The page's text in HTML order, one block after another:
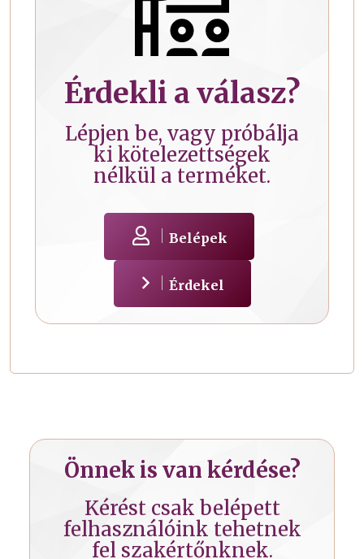
Érdekli a válasz?
Lépjen be, vagy próbálja
ki kötelezettségek
nélkül a terméket.
Belépek
Érdekel
Önnek is van kérdése?
Kérést csak belépett
felhasználóink tehetnek
fel szakértőnknek.